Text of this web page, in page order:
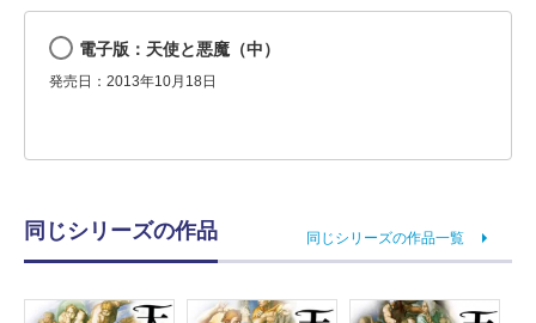
電子版：天使と悪魔（中）
発売日：2013年10月18日
同じシリーズの作品 同じシリーズの作品一覧